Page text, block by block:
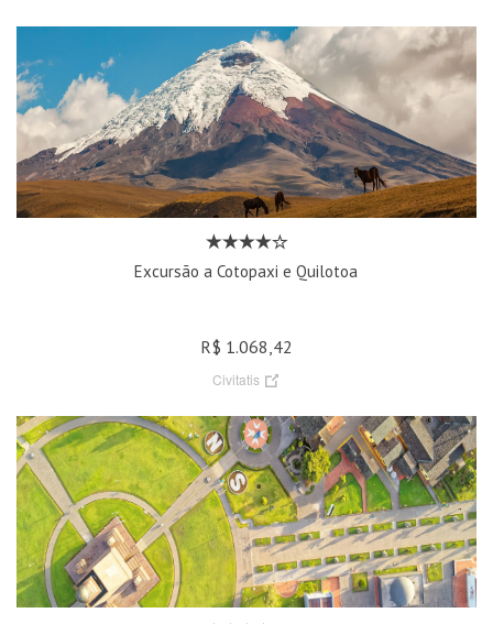
Excursão a Cotopaxi e Quilotoa
R$ 1.068,42
Civitatis